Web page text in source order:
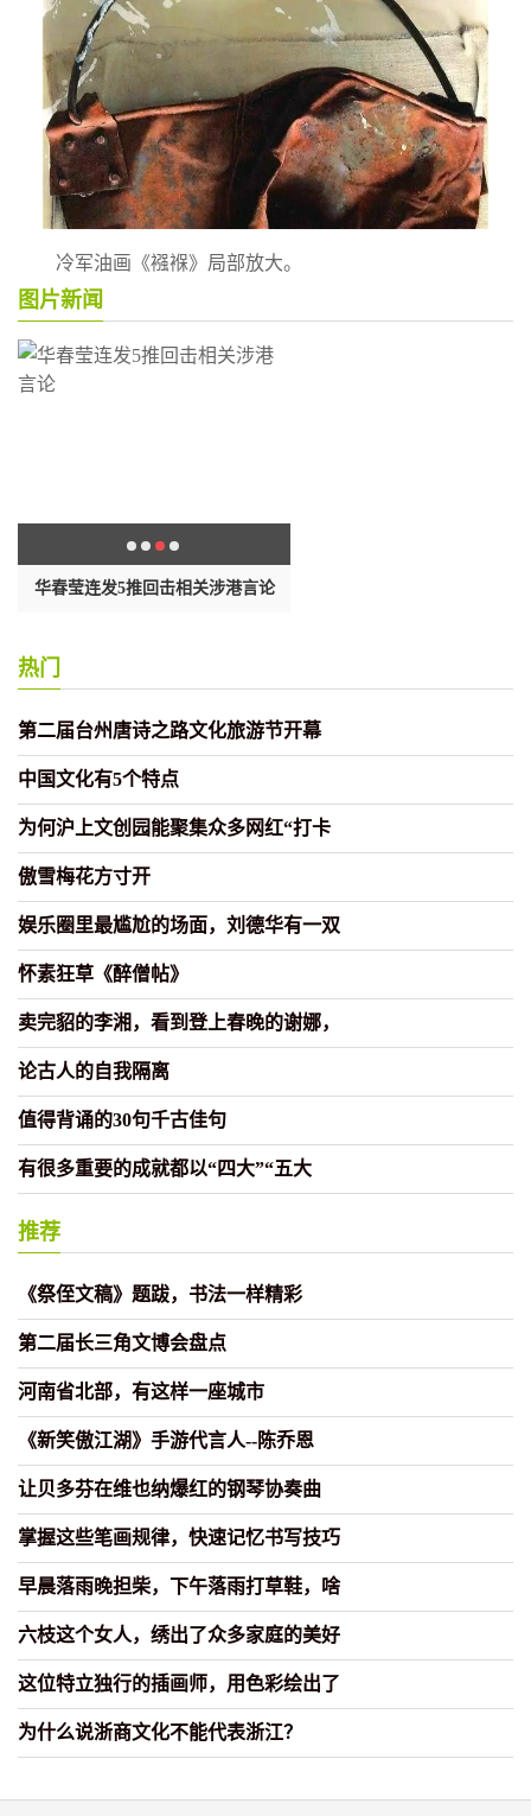
冷军油画《襁褓》局部放大。
图片新闻
华春莹连发5推回击相关涉港言论
热门
第二届台州唐诗之路文化旅游节开幕
中国文化有5个特点
为何沪上文创园能聚集众多网红“打卡
傲雪梅花方寸开
娱乐圈里最尴尬的场面，刘德华有一双
怀素狂草《醉僧帖》
卖完貂的李湘，看到登上春晚的谢娜，
论古人的自我隔离
值得背诵的30句千古佳句
有很多重要的成就都以“四大”“五大
推荐
《祭侄文稿》题跋，书法一样精彩
第二届长三角文博会盘点
河南省北部，有这样一座城市
《新笑傲江湖》手游代言人--陈乔恩
让贝多芬在维也纳爆红的钢琴协奏曲
掌握这些笔画规律，快速记忆书写技巧
早晨落雨晚担柴，下午落雨打草鞋，啥
六枝这个女人，绣出了众多家庭的美好
这位特立独行的插画师，用色彩绘出了
为什么说浙商文化不能代表浙江？